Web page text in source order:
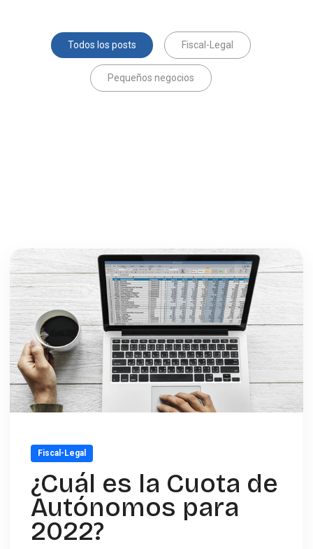
Todos los posts Fiscal-Legal
Pequeños negocios
Fiscal-Legal
¿Cuál es la Cuota de
Autónomos para
2022?